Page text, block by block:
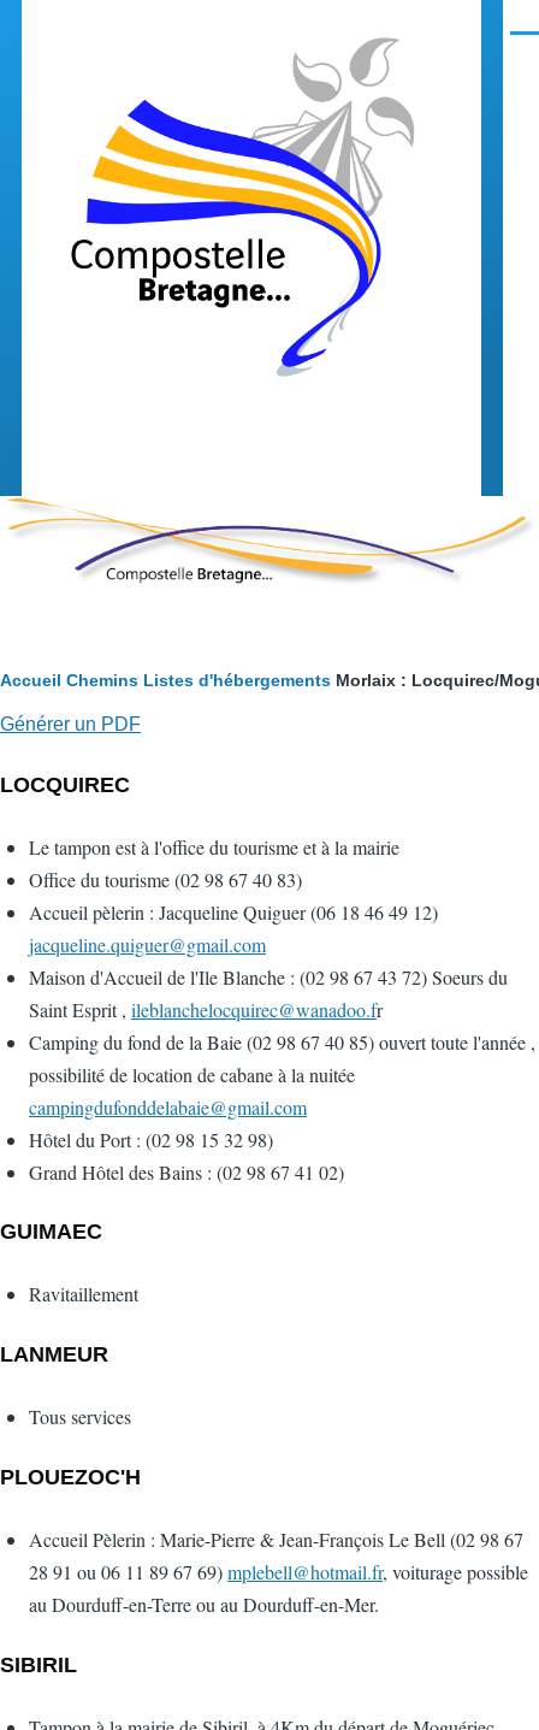
Fil
d'Ariane
Accueil Chemins Listes d'hébergements Morlaix : Locquirec/
Générer un PDF
LOCQUIREC
Le tampon est à l'office du tourisme et à la mairie
Office du tourisme (02 98 67 40 83)
Accueil pèlerin : Jacqueline Quiguer (06 18 46 49 12)
jacqueline.quiguer@gmail.com
Maison d'Accueil de l'Ile Blanche : (02 98 67 43 72) Soeurs du
Saint Esprit , ileblanchelocquirec@wanadoo.fr
Camping du fond de la Baie (02 98 67 40 85) ouvert toute l'année ,
possibilité de location de cabane à la nuitée
campingdufonddelabaie@gmail.com
Hôtel du Port : (02 98 15 32 98)
Grand Hôtel des Bains : (02 98 67 41 02)
GUIMAEC
Ravitaillement
LANMEUR
Tous services
PLOUEZOC'H
Accueil Pèlerin : Marie-Pierre & Jean-François Le Bell (02 98 67
28 91 ou 06 11 89 67 69)mplebell@hotmail.fr, voiturage possible
au Dourduff-en-Terre ou au Dourduff-en-Mer.
SIBIRIL